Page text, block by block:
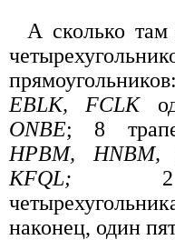
А сколько там
EBLK, FCLK
ONBE; 8
НРВМ, HNBM,
KFQL; 2
наконец, один